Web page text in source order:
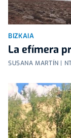
BIZKAIA
La efímera
SUSANA MARTÍN |